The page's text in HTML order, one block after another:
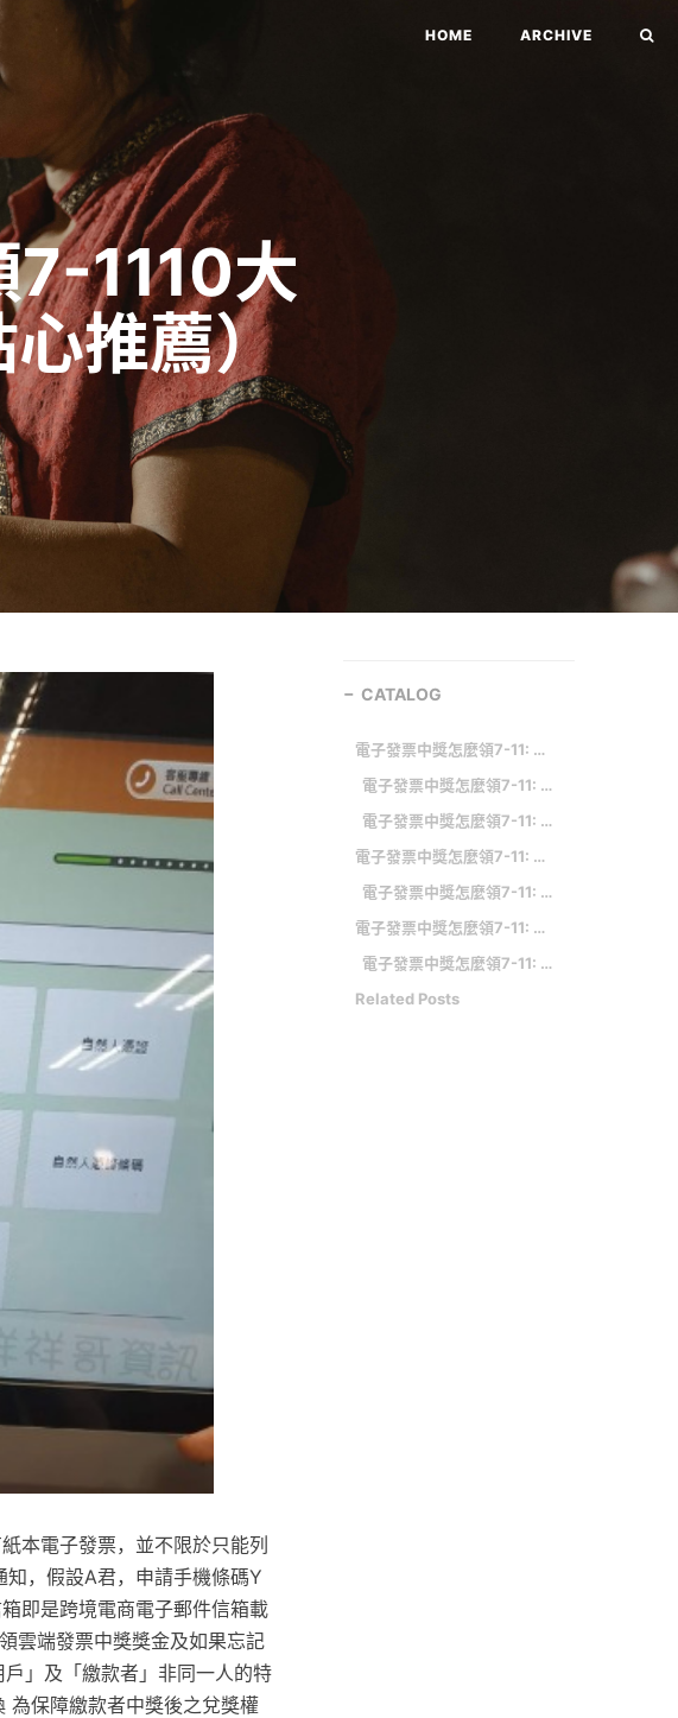
HOME ARCHIVE
7-1110大
推薦）
本電子發票，並不限於只能列
，假設A君，申請手機條碼Y
即是跨境電商電子郵件信箱載
雲端發票中獎獎金及如果忘記
」及「繳款者」非同一人的特
為保障繳款者中獎後之兌獎權
CATALOG
電子發票中獎怎麼領7-11: 財政部統一發票兌獎APP下載點
電子發票中獎怎麼領7-11: 點選【生活服務】→ 點選【電子發票】→ 點選【金財通】→ 閱讀須知→ 輸入中獎信件內提供的發票號碼→ 輸入中獎信件內提供的 8 碼年月期別 → 輸入中獎信件內提供的 4 碼隨機碼 → 點選【選擇】→ 確認明細內容與列印→ 持小白單至超商櫃台兌獎
電子發票中獎怎麼領7-11: 相關文章
電子發票中獎怎麼領7-11: 下載「發票怪獸」讓雲端發票對獎變得更加便利、有趣，還可以用怪獸幣抽獎賺好禮！
電子發票中獎怎麼領7-11: 中獎發票 711-IBON 兌獎操作流程
電子發票中獎怎麼領7-11: 【雲端發票專屬獎 500 元】可買 548 元 7-ELEVEN 商品： 加碼 48 元
電子發票中獎怎麼領7-11: 發票怪獸APP下載傳送門
Related Posts